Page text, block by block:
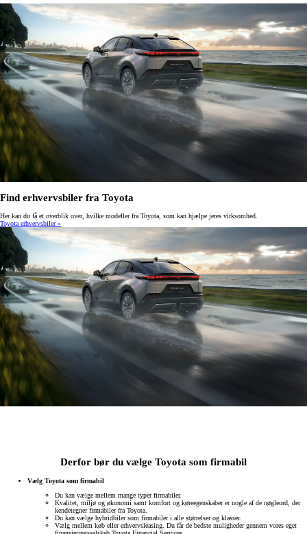
Find erhvervsbiler fra Toyota
Her kan du få et overblik over, hvilke modeller fra Toyota, som kan hjælpe jeres virksomhed.
Toyota erhvervsbiler »
Derfor bør du vælge Toyota som firmabil
Vælg Toyota som firmabil
Du kan vælge mellem mange typer firmabiler.
Kvalitet, miljø og økonomi samt komfort og køreegenskaber er nogle af de nøgleord, der
kendetegner firmabiler fra Toyota.
Du kan vælge hybridbiler som firmabiler i alle størrelser og klasser.
Vælg mellem køb eller erhvervsleasing. Du får de bedste muligheder gennem vores eget